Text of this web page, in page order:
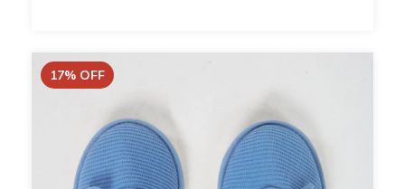
17% OFF